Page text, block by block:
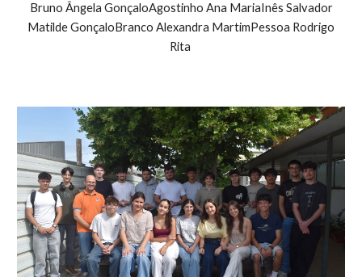
Bruno Ângela GonçaloAgostinho Ana MariaInês Salvador
Matilde GonçaloBranco Alexandra MartimPessoa Rodrigo
Rita